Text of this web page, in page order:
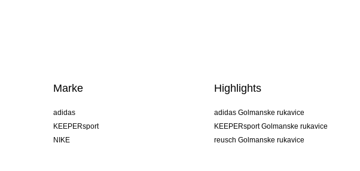
Marke
adidas
KEEPERsport
NIKE
Highlights
adidas Golmanske rukavice
KEEPERsport Golmanske rukavice
reusch Golmanske rukavice